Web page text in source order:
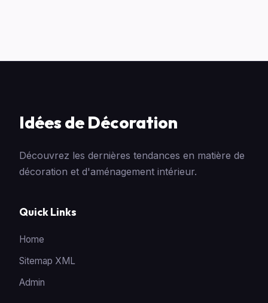
Idées de Décoration
Découvrez les dernières tendances en matière de
décoration et d'aménagement intérieur.
Quick Links
Home
Sitemap XML
Admin